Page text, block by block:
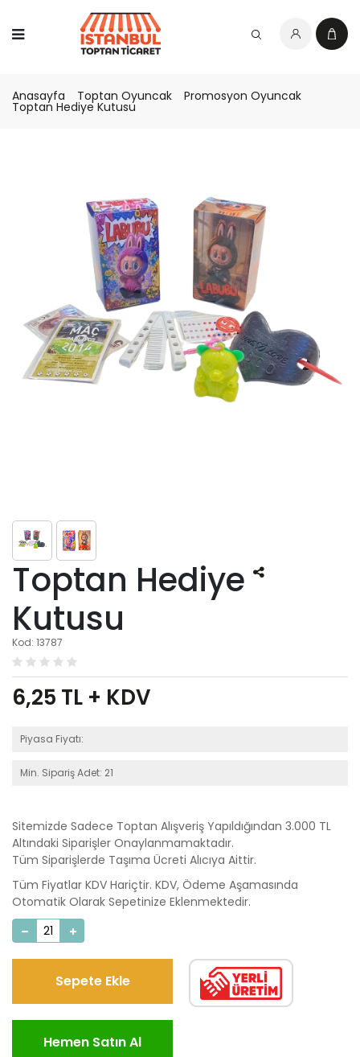
Anasayfa Toptan Oyuncak Promosyon Oyuncak
Toptan Hediye Kutusu
Toptan Hediye
Kutusu
Kod: 13787
6,25 TL + KDV
Piyasa Fiyatı:
Min. Sipariş Adet: 21
Sitemizde Sadece Toptan Alışveriş Yapıldığından 3.000 TL
Altındaki Siparişler Onaylanmamaktadır.
Tüm Siparişlerde Taşıma Ücreti Alıcıya Aittir.
Tüm Fiyatlar KDV Hariçtir. KDV, Ödeme Aşamasında
Otomatik Olarak Sepetinize Eklenmektedir.
Sepete Ekle
Hemen Satın Al